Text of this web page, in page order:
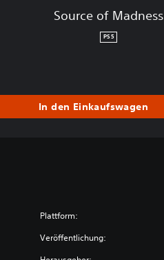
Source of Madness
PS5
In den Einkaufswagen
Plattform:
Veröffentlichung: